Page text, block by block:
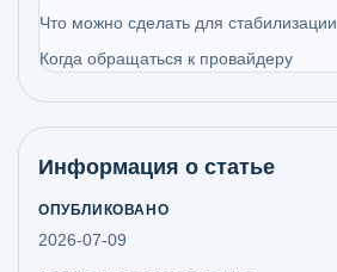
Что можно сделать для стабилизации
Когда обращаться к провайдеру
Информация о статье
ОПУБЛИКОВАНО
2026-07-09